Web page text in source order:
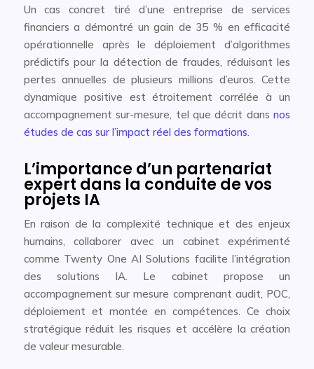
Un cas concret tiré d’une entreprise de services
financiers a démontré un gain de 35 % en efficacité
opérationnelle après le déploiement d’algorithmes
prédictifs pour la détection de fraudes, réduisant les
pertes annuelles de plusieurs millions d’euros. Cette
dynamique positive est étroitement corrélée à un
accompagnement sur-mesure, tel que décrit dansnos
études de cas sur l’impact réel des formations.
L’importance d’un partenariat
expert dans la conduite de vos
projets IA
En raison de la complexité technique et des enjeux
humains, collaborer avec un cabinet expérimenté
comme Twenty One AI Solutions facilite l’intégration
des solutions IA. Le cabinet propose un
accompagnement sur mesure comprenant audit, POC,
déploiement et montée en compétences. Ce choix
stratégique réduit les risques et accélère la création
de valeur mesurable.